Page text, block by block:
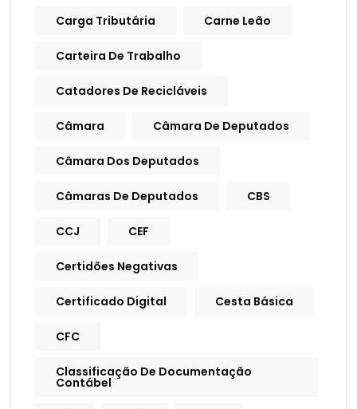
Carga Tributária Carne Leão
Carteira De Trabalho
Catadores De Recicláveis
Câmara Câmara De Deputados
Câmara Dos Deputados
Câmaras De Deputados CBS
CCJ CEF
Certidões Negativas
Certificado Digital Cesta Básica
CFC
Classificação De Documentação
Contábel